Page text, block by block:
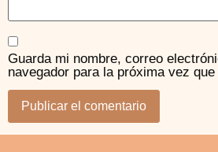
Guarda mi nombre, correo
navegador para la próxima vez